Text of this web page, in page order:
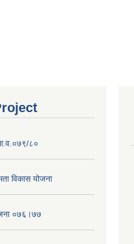
८०
विकास योजना
०७६।७७